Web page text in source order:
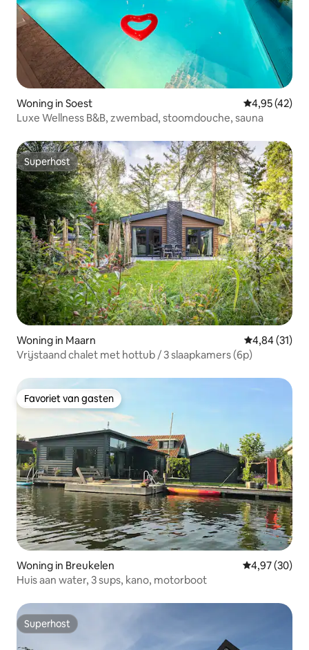
Woning in Soest Gemiddelde
4,95 (42)
Luxe Wellness B&B, zwembad, stoomdouche, sauna
Superhost
Superhost
Woning in Maarn Gemiddelde
4,84 (31)
Vrijstaand chalet met hottub / 3 slaapkamers (6p)
Favoriet van gasten
Favoriet van gasten
Woning in Breukelen Gemiddelde
4,97 (30)
Huis aan water, 3 sups, kano, motorboot
Superhost
Superhost